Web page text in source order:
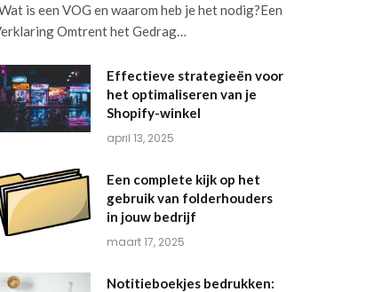
is een VOG en waarom heb je het nodig?Een
Omtrent het Gedrag…
Effectieve strategieën voor
het optimaliseren van je
Shopify-winkel
april 13, 2025
Een complete kijk op het
gebruik van folderhouders
in jouw bedrijf
maart 17, 2025
Notitieboekjes bedrukken: